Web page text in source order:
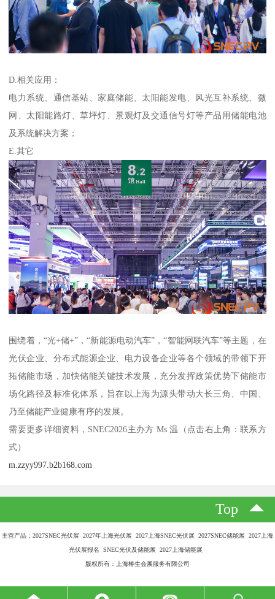
D.相关应用：
电力系统、通信基站、家庭储能、太阳能发电、风光互补系统、微
网、太阳能路灯、草坪灯、景观灯及交通信号灯等产品用储能电池
及系统解决方案；
E.其它
围绕着，“光+储+”，“新能源电动汽车”，“智能网联汽车”等主题，在
光伏企业、分布式能源企业、电力设备企业等各个领域的带领下开
拓储能市场，加快储能关键技术发展，充分发挥政策优势下储能市
场化路径及标准化体系，旨在以上海为源头带动大长三角、中国、
乃至储能产业健康有序的发展。
需要更多详细资料，SNEC2026主办方 Ms 温（点击右上角：联系方
式）
m.zzyy997.b2b168.com
Top
主营产品：2027SNEC光伏展 2027年上海光伏展 2027上海SNEC光伏展 2027SNEC储能展 2027上海
光伏展报名 SNEC光伏及储能展 2027上海储能展
版权所有：上海椿生会展服务有限公司